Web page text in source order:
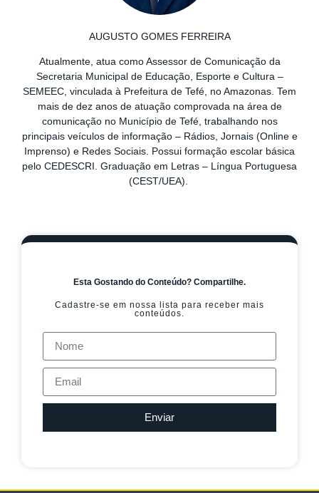
AUGUSTO GOMES FERREIRA
Atualmente, atua como Assessor de Comunicação da
Secretaria Municipal de Educação, Esporte e Cultura –
SEMEEC, vinculada à Prefeitura de Tefé, no Amazonas. Tem
mais de dez anos de atuação comprovada na área de
comunicação no Município de Tefé, trabalhando nos
principais veículos de informação – Rádios, Jornais (Online e
Imprenso) e Redes Sociais. Possui formação escolar básica
pelo CEDESCRI. Graduação em Letras – Língua Portuguesa
(CEST/UEA).
Esta Gostando do Conteúdo? Compartilhe.
Cadastre-se em nossa lista para receber mais
conteúdos.
Enviar